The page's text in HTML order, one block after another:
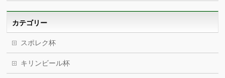
カテゴリー
スポレク杯
キリンビール杯